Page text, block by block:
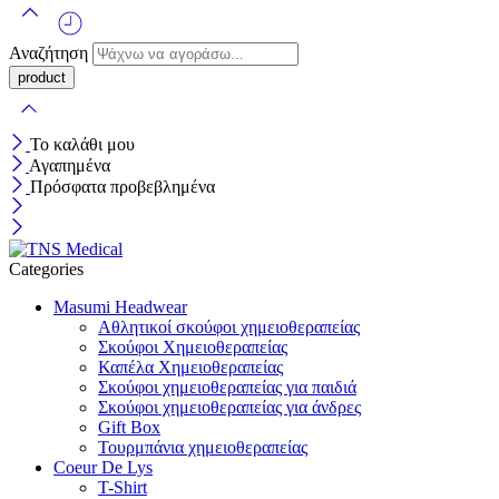
Αναζήτηση
Το καλάθι μου
Αγαπημένα
Πρόσφατα προβεβλημένα
Categories
Masumi Headwear
Αθλητικοί σκούφοι χημειοθεραπείας
Σκούφοι Χημειοθεραπείας
Καπέλα Χημειοθεραπείας
Σκούφοι χημειοθεραπείας για παιδιά
Σκούφοι χημειοθεραπείας για άνδρες
Gift Box
Τουρμπάνια χημειοθεραπείας
Coeur De Lys
T-Shirt